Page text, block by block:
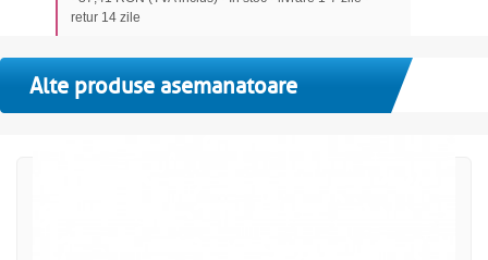
retur 14 zile
Alte produse asemanatoare